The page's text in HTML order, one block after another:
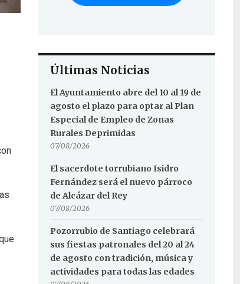
Últimas Noticias
El Ayuntamiento abre del 10 al 19 de
agosto el plazo para optar al Plan
Especial de Empleo de Zonas
Rurales Deprimidas
07/08/2026
El sacerdote torrubiano Isidro
Fernández será el nuevo párroco
de Alcázar del Rey
07/08/2026
Pozorrubio de Santiago celebrará
sus fiestas patronales del 20 al 24
de agosto con tradición, música y
actividades para todas las edades